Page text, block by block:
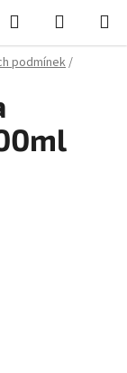
Hledat
KOŠÍK
podmínek/